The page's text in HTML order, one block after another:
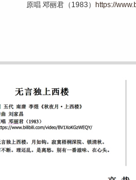
原唱 邓丽君（1983）
https://